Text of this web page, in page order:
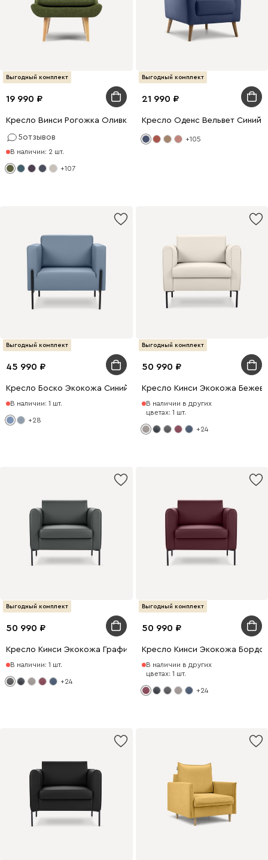
Выгодный комплект
19 990
Кресло Винси Рогожка Оливковый
5отзывов
В наличии: 2 шт.
+107
Выгодный комплект
21 990
Кресло Оденс Вельвет Синий
+105
Выгодный комплект
45 990
Кресло Боско Экокожа Синий
В наличии: 1 шт.
+28
Выгодный комплект
50 990
Кресло Кинси Экокожа
В наличии в других
цветах: 1 шт.
+24
Выгодный комплект
50 990
Кресло Кинси Экокожа Графитовый
В наличии: 1 шт.
+24
Выгодный комплект
50 990
Кресло Кинси Экокожа
В наличии в других
цветах: 1 шт.
+24